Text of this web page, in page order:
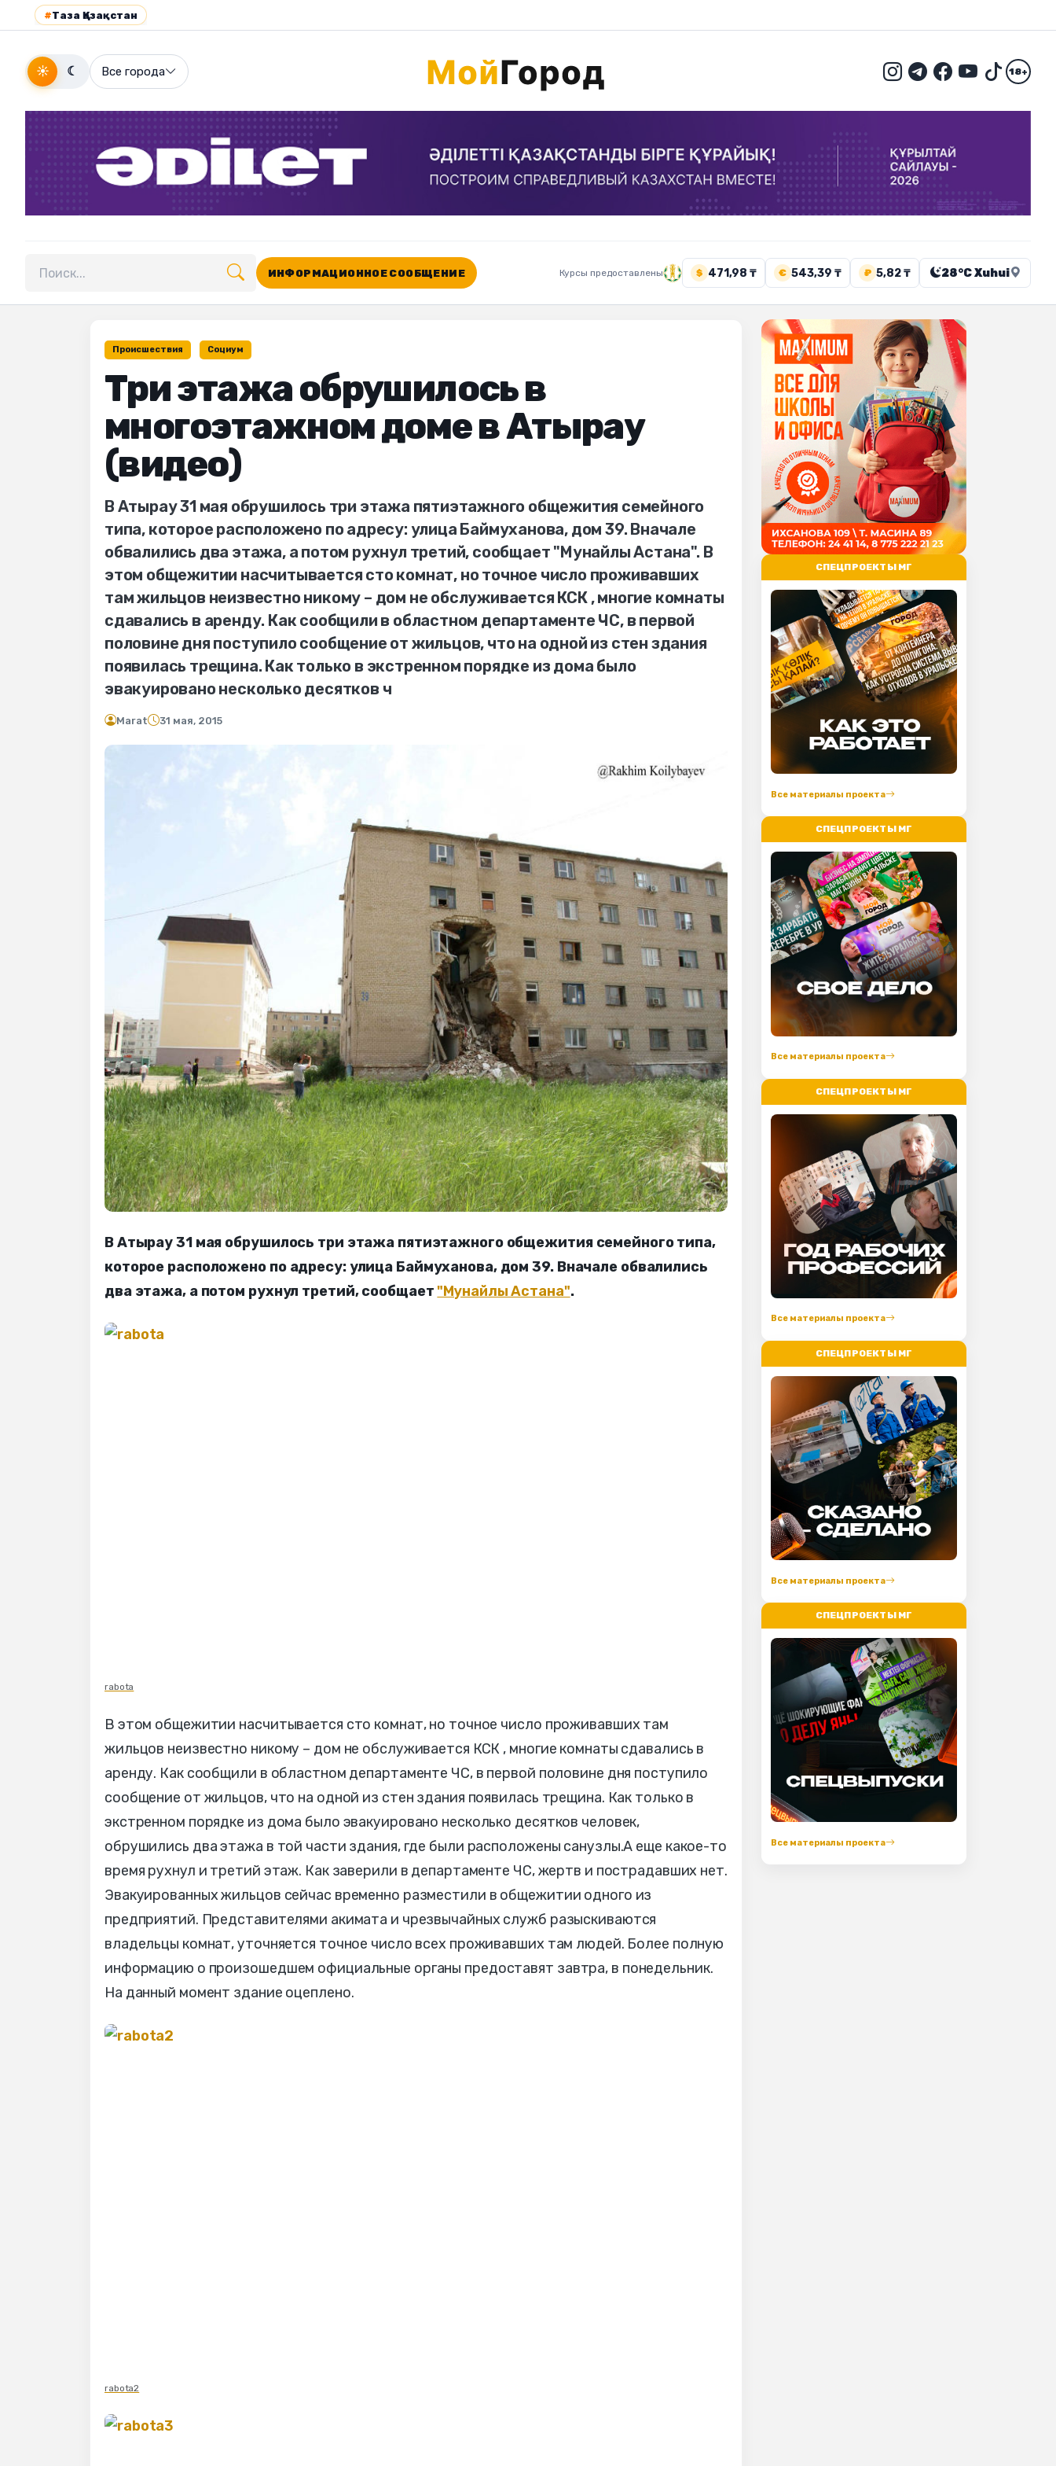
#Таза Қазақстан
☀ ☾ Все города 18+
Поиск по сайту
ИНФОРМАЦИОННОЕ СООБЩЕНИЕ Курсы предоставлены $ 471,98 ₸ € 543,39 ₸ ₽ 5,82 ₸ 28°C Xuhui
Происшествия Социум
Три этажа обрушилось в
многоэтажном доме в Атырау
(видео)
В Атырау 31 мая обрушилось три этажа пятиэтажного общежития семейного
типа, которое расположено по адресу: улица Баймуханова, дом 39. Вначале
обвалились два этажа, а потом рухнул третий, сообщает "Мунайлы Астана". В
этом общежитии насчитывается сто комнат, но точное число проживавших
там жильцов неизвестно никому – дом не обслуживается КСК , многие комнаты
сдавались в аренду. Как сообщили в областном департаменте ЧС, в первой
половине дня поступило сообщение от жильцов, что на одной из стен здания
появилась трещина. Как только в экстренном порядке из дома было
эвакуировано несколько десятков ч
Marat 31 мая, 2015
В Атырау 31 мая обрушилось три этажа пятиэтажного общежития семейного типа,
которое расположено по адресу: улица Баймуханова, дом 39. Вначале обвалились
два этажа, а потом рухнул третий, сообщает"Мунайлы Астана".
rabota
В этом общежитии насчитывается сто комнат, но точное число проживавших там
жильцов неизвестно никому – дом не обслуживается КСК , многие комнаты сдавались в
аренду. Как сообщили в областном департаменте ЧС, в первой половине дня поступило
сообщение от жильцов, что на одной из стен здания появилась трещина. Как только в
экстренном порядке из дома было эвакуировано несколько десятков человек,
обрушились два этажа в той части здания, где были расположены санузлы.А еще какое-то
время рухнул и третий этаж. Как заверили в департаменте ЧС, жертв и пострадавших нет.
Эвакуированных жильцов сейчас временно разместили в общежитии одного из
предприятий. Представителями акимата и чрезвычайных служб разыскиваются
владельцы комнат, уточняется точное число всех проживавших там людей. Более полную
информацию о произошедшем официальные органы предоставят завтра, в понедельник.
На данный момент здание оцеплено.
rabota2
СПЕЦПРОЕКТЫ МГ
Все материалы проекта
СПЕЦПРОЕКТЫ МГ
Все материалы проекта
СПЕЦПРОЕКТЫ МГ
Все материалы проекта
СПЕЦПРОЕКТЫ МГ
Все материалы проекта
СПЕЦПРОЕКТЫ МГ
Все материалы проекта